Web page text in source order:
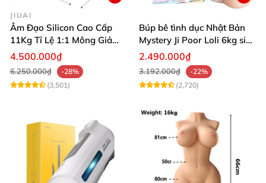
JIUAI
Âm Đạo Silicon Cao Cấp
11Kg Tỉ Lệ 1:1 Mông Giả
Nguyên Khối Kích Thước
Thật Jiuai Nhật Bản
4.500.000₫
6.250.000₫
-28%
(3,501)
Búp bê tình dục Nhật Bản
Mystery Ji Poor Loli 6kg siêu
thực
2.490.000₫
3.192.000₫
-22%
(2,720)